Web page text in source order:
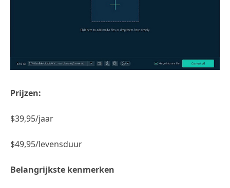
Prijzen:
$39,95/jaar
$49,95/levensduur
Belangrijkste kenmerken